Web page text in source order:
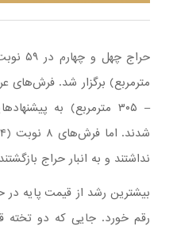
– ۳۰۵ مترمربع) به
نداشتند و به انبار حراج
بیشترین رشد از قیمت پایه
رقم خورد. جایی که دو تخته